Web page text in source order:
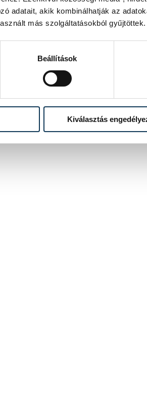
adatait, akik kombinálhatják az
más szolgáltatásokból gyűjtöttek.
Beállítások
Kiválasztás